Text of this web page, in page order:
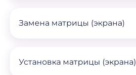
Замена матрицы (экрана)
Установка матрицы (экрана)